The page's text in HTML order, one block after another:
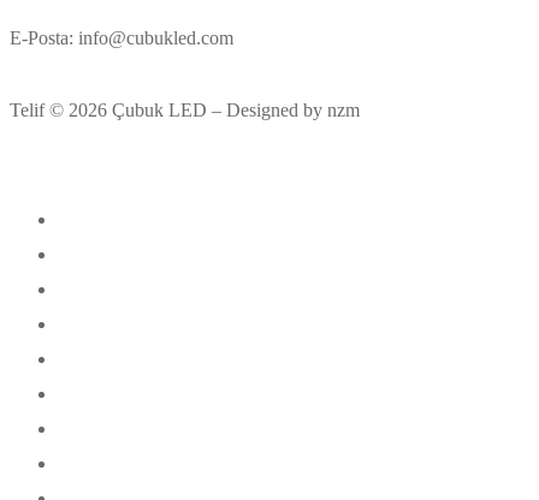
E-Posta: info@cubukled.com
Telif © 2026 Çubuk LED – Designed by nzm